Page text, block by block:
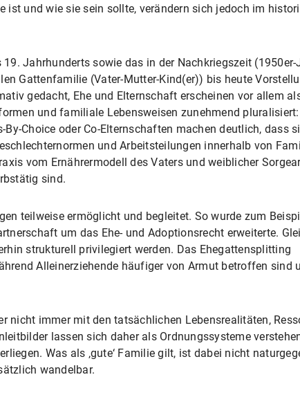
und wie sie sein sollte, verändern sich jedoch im
Jahrhunderts sowie das in der Nachkriegszeit (1950er-
Gattenfamilie (Vater-Mutter-Kind(er)) bis heute
gedacht, Ehe und Elternschaft erscheinen vor allem
und familiale Lebensweisen zunehmend pluralisiert:
Choice oder Co-Elternschaften machen deutlich, dass
und Arbeitsteilungen innerhalb von
vom Ernährermodell des Vaters und weiblicher
sind.
teilweise ermöglicht und begleitet. So wurde zum
um das Ehe- und Adoptionsrecht erweiterte.
strukturell privilegiert werden. Das Ehegattensplitting
Alleinerziehende häufiger von Armut betroffen sind
immer mit den tatsächlichen Lebensrealitäten,
lassen sich daher als Ordnungssysteme
Was als ‚gute‘ Familie gilt, ist dabei nicht
wandelbar.